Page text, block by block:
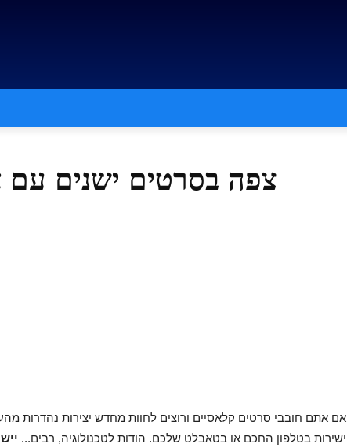
צפה בסרטים ישנים עם
אם אתם חובבי סרטים קלאסיים ורוצים לחוות מחדש יצירות נהדרות
ישירות בטלפון החכם או בטאבלט שלכם. הודות לטכנולוגיה, רבים...